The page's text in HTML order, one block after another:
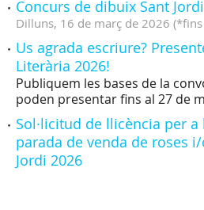
Concurs de dibuix Sant
Dilluns, 16 de març de 2026 (
Us agrada escriure?
Literària 2026!
Publiquem les bases de la
poden presentar fins al 27 de
Sol·licitud de llicència per
parada de venda de roses
Jordi 2026